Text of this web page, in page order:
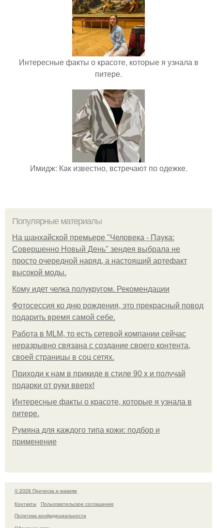
Интересные факты о красоте, которые я узнала в
питере.
Имидж: Как известно, встречают по одежке.
Популярные материалы
На шанхайской премьере "Человека - Паука:
Совершенно Новый День" зендея выбрала не
просто очередной наряд, а настоящий артефакт
высокой моды.
Кому идет челка полукругом. Рекомендации
Фотосессия ко дню рождения, это прекрасный повод
подарить время самой себе.
Работа в MLM, то есть сетевой компании сейчас
неразрывно связана с создание своего контента,
своей страницы в соц сетях.
Приходи к нам в прикиде в стиле 90 х и получай
подарки от руки вверх!
Интересные факты о красоте, которые я узнала в
питере.
Румяна для каждого типа кожи: подбор и
применение
© 2026 Прическа и макияж
Контакты
Пользовательское соглашение
Политика конфидециальности